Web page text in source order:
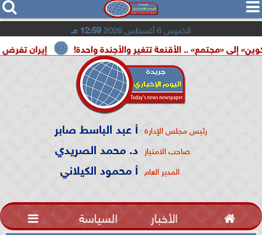
  
الخميس 6 أغسطس 2026 12:59 مـ
إيران تفرض شروطها .. الأقنعة تتغير والأجندة واحدة!
رئيس مجلس الإدارة أ عبد الباسط صابر
صاحب الامتياز د. محمد الصريدي
المدير العام أ محمود الكيلاني
 الأخبار السياسة 